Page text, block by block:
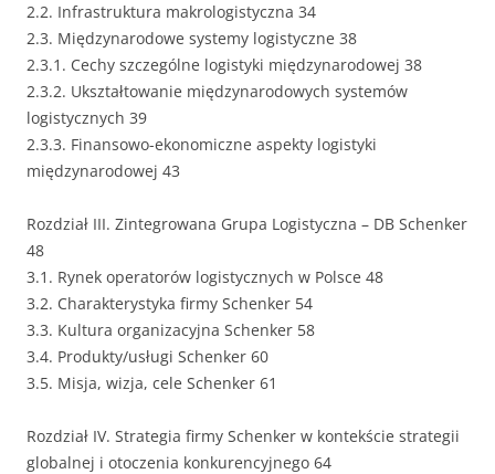
2.2. Infrastruktura makrologistyczna 34
2.3. Międzynarodowe systemy logistyczne 38
2.3.1. Cechy szczególne logistyki międzynarodowej 38
2.3.2. Ukształtowanie międzynarodowych systemów
logistycznych 39
2.3.3. Finansowo-ekonomiczne aspekty logistyki
międzynarodowej 43
Rozdział III. Zintegrowana Grupa Logistyczna – DB Schenker
48
3.1. Rynek operatorów logistycznych w Polsce 48
3.2. Charakterystyka firmy Schenker 54
3.3. Kultura organizacyjna Schenker 58
3.4. Produkty/usługi Schenker 60
3.5. Misja, wizja, cele Schenker 61
Rozdział IV. Strategia firmy Schenker w kontekście strategii
globalnej i otoczenia konkurencyjnego 64